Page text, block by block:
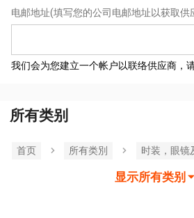
电邮地址(填写您的公司电邮地址以获取供
我们会为您建立一个帐户以联络供应商，
所有类别
首页 所有类別 时装，眼镜
显示所有类别